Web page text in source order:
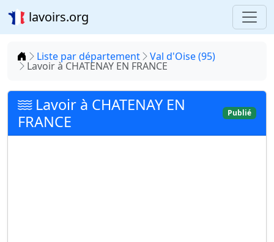
lavoirs.org
Accueil
Liste par département Val d'Oise (95)
Lavoir à CHATENAY EN FRANCE
Lavoir à CHATENAY EN
FRANCE
Publié